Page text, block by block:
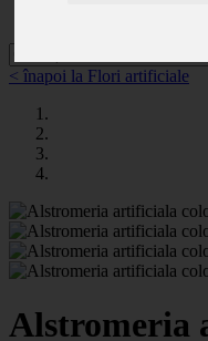
< înapoi la Flori artificiale
Alstromeria